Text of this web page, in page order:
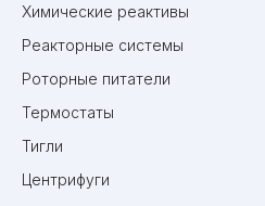
Химические реактивы
Реакторные системы
Роторные питатели
Термостаты
Тигли
Центрифуги